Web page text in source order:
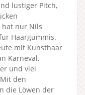
lustiger Pitch,
hat nur Nils
Haargummis.
mit Kunsthaar
Karneval,
und viel
den
die Löwen der